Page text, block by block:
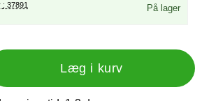
Varenr : 37891 På lager
Læg i kurv